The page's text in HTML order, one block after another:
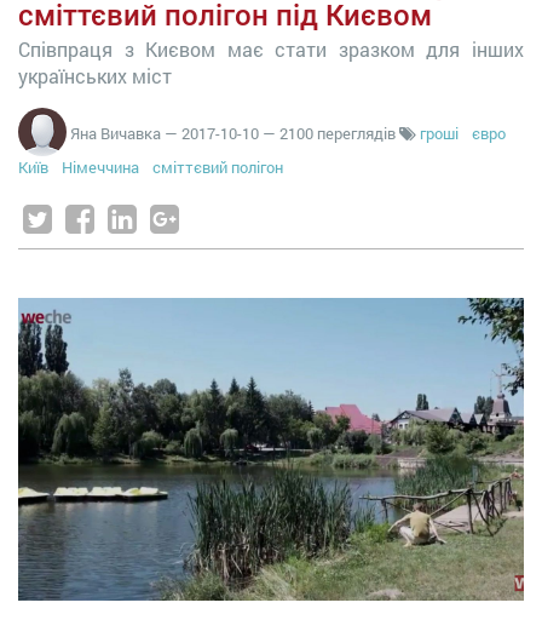
сміттєвий полігон під Києвом
Співпраця з Києвом має стати зразком для інших
українських міст
Яна Вичавка — 2017-10-10 — 2100 переглядів гроші
євро
Київ
Німеччина сміттєвий полігон